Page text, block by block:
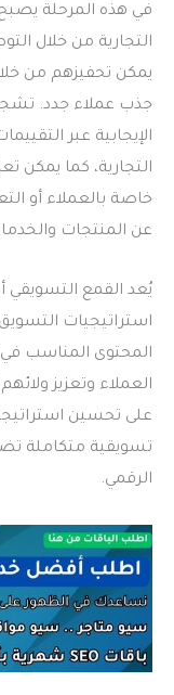
في هذه المرحلة
التجارية من خلال
يمكن تحفيزهم من
جذب عملاء جدد.
الإيجابية عبر
التجارية، كما يمكن
خاصة بالعملاء أو
عن المنتجات
يُعد القمع
استراتيجيات
المحتوى المناسب
العملاء وتعزيز
على تحسين
تسويقية متكاملة
الرقمي.